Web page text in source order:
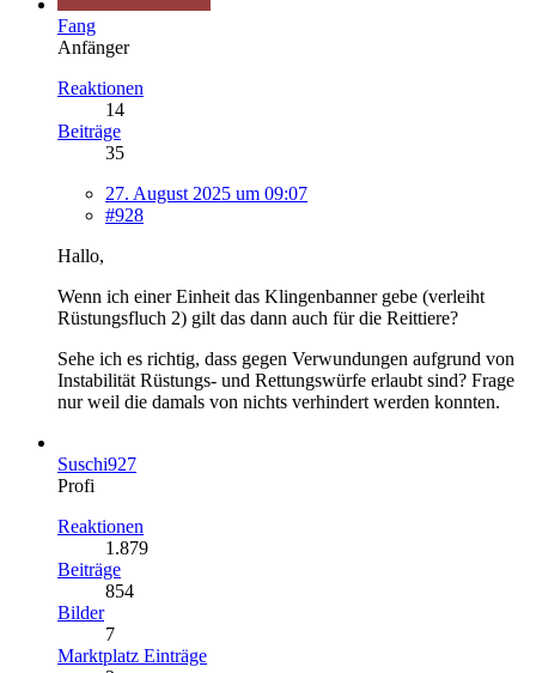
Fang
Anfänger
Reaktionen
14
Beiträge
35
27. August 2025 um 09:07
#928
Hallo,
Wenn ich einer Einheit das Klingenbanner gebe (verleiht
Rüstungsfluch 2) gilt das dann auch für die Reittiere?
Sehe ich es richtig, dass gegen Verwundungen aufgrund von
Instabilität Rüstungs- und Rettungswürfe erlaubt sind? Frage
nur weil die damals von nichts verhindert werden konnten.
Suschi927
Profi
Reaktionen
1.879
Beiträge
854
Bilder
7
Marktplatz Einträge